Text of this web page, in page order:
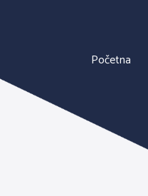
Početna